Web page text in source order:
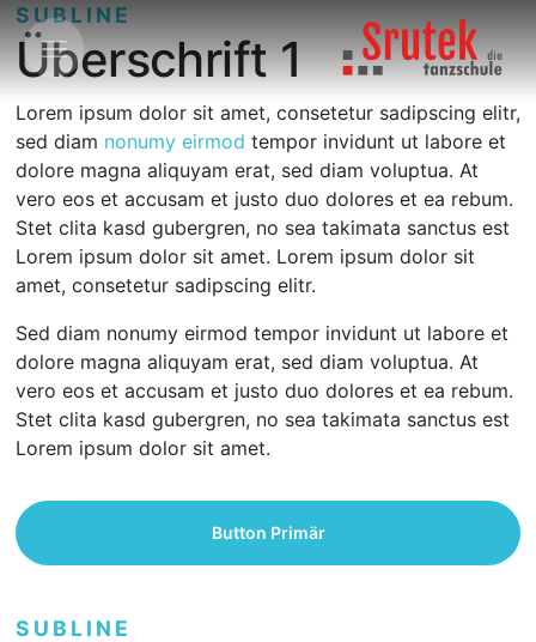
SUBLINE
Überschrift 1
Lorem ipsum dolor sit amet, consetetur sadipscing elitr,
sed diam nonumy eirmod tempor invidunt ut labore et
dolore magna aliquyam erat, sed diam voluptua. At
vero eos et accusam et justo duo dolores et ea rebum.
Stet clita kasd gubergren, no sea takimata sanctus est
Lorem ipsum dolor sit amet. Lorem ipsum dolor sit
amet, consetetur sadipscing elitr.
Sed diam nonumy eirmod tempor invidunt ut labore et
dolore magna aliquyam erat, sed diam voluptua. At
vero eos et accusam et justo duo dolores et ea rebum.
Stet clita kasd gubergren, no sea takimata sanctus est
Lorem ipsum dolor sit amet.
Button Primär
SUBLINE